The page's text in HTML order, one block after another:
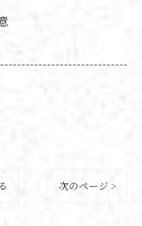
次のページ >